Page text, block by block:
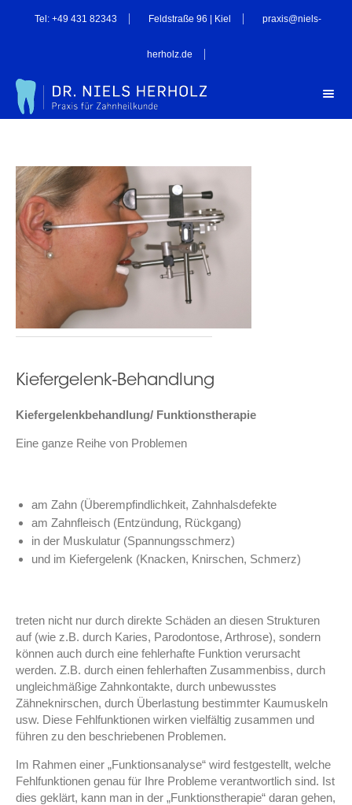
Tel: +49 431 82343 Feldstraße 96 | Kiel praxis@niels-
herholz.de
Kiefergelenk-Behandlung
Kiefergelenkbehandlung/ Funktionstherapie
Eine ganze Reihe von Problemen
am Zahn (Überempfindlichkeit, Zahnhalsdefekte
am Zahnfleisch (Entzündung, Rückgang)
in der Muskulatur (Spannungsschmerz)
und im Kiefergelenk (Knacken, Knirschen, Schmerz)
treten nicht nur durch direkte Schäden an diesen Strukturen
auf (wie z.B. durch Karies, Parodontose, Arthrose), sondern
können auch durch eine fehlerhafte Funktion verursacht
werden. Z.B. durch einen fehlerhaften Zusammenbiss, durch
ungleichmäßige Zahnkontakte, durch unbewusstes
Zähneknirschen, durch Überlastung bestimmter Kaumuskeln
usw. Diese Fehlfunktionen wirken vielfältig zusammen und
führen zu den beschriebenen Problemen.
Im Rahmen einer „Funktionsanalyse“ wird festgestellt, welche
Fehlfunktionen genau für Ihre Probleme verantwortlich sind. Ist
dies geklärt, kann man in der „Funktionstherapie“ daran gehen,